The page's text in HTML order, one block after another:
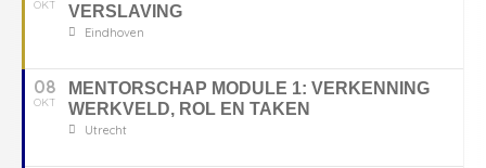
OKT
VERSLAVING
Eindhoven
08
OKT
MENTORSCHAP MODULE 1: VERKENNING
WERKVELD, ROL EN TAKEN
Utrecht